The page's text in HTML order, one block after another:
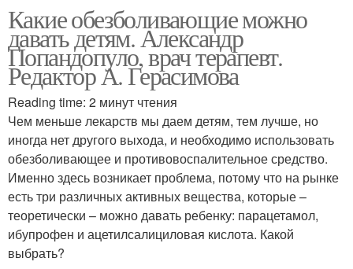
Какие обезболивающие можно
давать детям. Александр
Попандопуло, врач терапевт.
Редактор А. Герасимова
Reading time: 2 минут чтения
Чем меньше лекарств мы даем детям, тем лучше, но
иногда нет другого выхода, и необходимо использовать
обезболивающее и противовоспалительное средство.
Именно здесь возникает проблема, потому что на рынке
есть три различных активных вещества, которые –
теоретически – можно давать ребенку: парацетамол,
ибупрофен и ацетилсалициловая кислота. Какой
выбрать?